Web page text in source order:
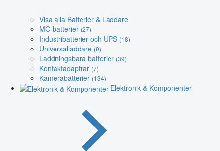
Visa alla Batterier & Laddare
MC-batterier (27)
Industribatterier och UPS (18)
Universalladdare (9)
Laddningsbara batterier (39)
Kontaktadaptrar (7)
Kamerabatterier (134)
Elektronik & Komponenter